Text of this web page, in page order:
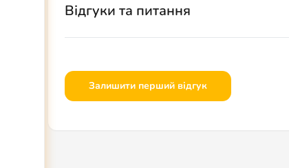
Відгуки та питання
Залишити перший відгук